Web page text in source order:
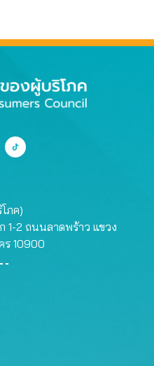
ภค)
1-2 ถนนลาดพร้าว แขวง
ร 10900